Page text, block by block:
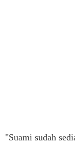
"Suami sudah